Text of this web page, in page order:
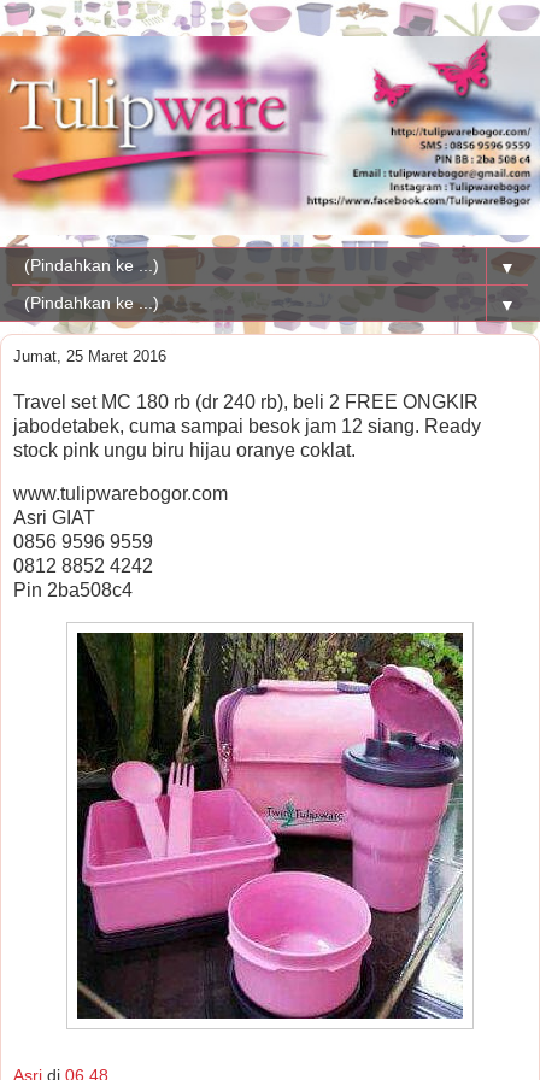
▼
▼
Jumat, 25 Maret 2016
Travel set MC 180 rb (dr 240 rb), beli 2 FREE ONGKIR
jabodetabek, cuma sampai besok jam 12 siang. Ready
stock pink ungu biru hijau oranye coklat.
www.tulipwarebogor.com
Asri GIAT
0856 9596 9559
0812 8852 4242
Pin 2ba508c4
Asri di 06.48